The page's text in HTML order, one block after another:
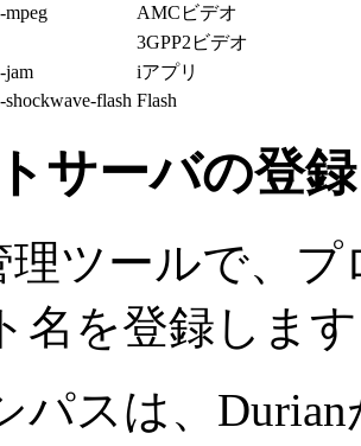
mpeg
AMCビデオ
3GPP2ビデオ
jam
iアプリ
flash Flash
サーバの登録
理ツールで、
名を登録しま
パスは、